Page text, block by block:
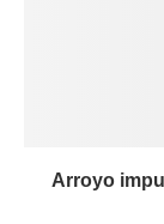
Arroyo